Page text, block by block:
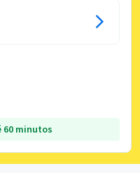
60 minutos